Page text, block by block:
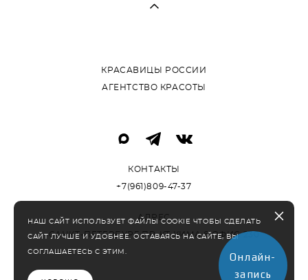
КРАСАВИЦЫ РОССИИ
АГЕНТСТВО КРАСОТЫ
КОНТАКТЫ
+7(961)809-47-37
АДРЕС
САНКТ-ПЕТЕРБУРГ ПР-КТ КИМА 6 ОФИС 230
НАШ САЙТ ИСПОЛЬЗУЕТ ФАЙЛЫ COOKIE ЧТОБЫ СДЕЛАТЬ
САЙТ ЛУЧШЕ И УДОБНЕЕ. ОСТАВАЯСЬ НА САЙТЕ, ВЫ
СОГЛАШАЕТЕСЬ С ЭТИМ.
Онлайн-
запись